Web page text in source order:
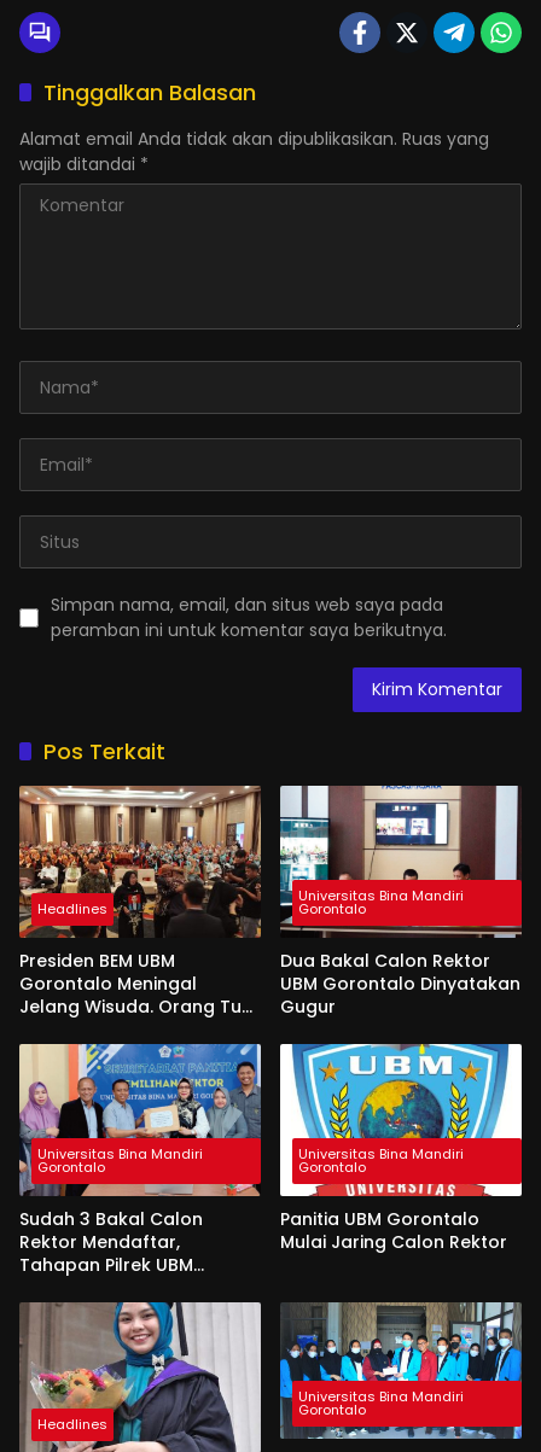
Tinggalkan Balasan
Alamat email Anda tidak akan dipublikasikan. Ruas yang
wajib ditandai *
Simpan nama, email, dan situs web saya pada
peramban ini untuk komentar saya berikutnya.
Pos Terkait
Headlines
Presiden BEM UBM
Gorontalo Meningal
Jelang Wisuda. Orang Tua
Menerima SKL dan
Pemasangan Salempang
Universitas Bina Mandiri
Gorontalo
Dua Bakal Calon Rektor
UBM Gorontalo Dinyatakan
Gugur
Universitas Bina Mandiri
Gorontalo
Sudah 3 Bakal Calon
Rektor Mendaftar,
Tahapan Pilrek UBM
Universitas Bina Mandiri
Gorontalo
Panitia UBM Gorontalo
Mulai Jaring Calon Rektor
Headlines
Universitas Bina Mandiri
Gorontalo